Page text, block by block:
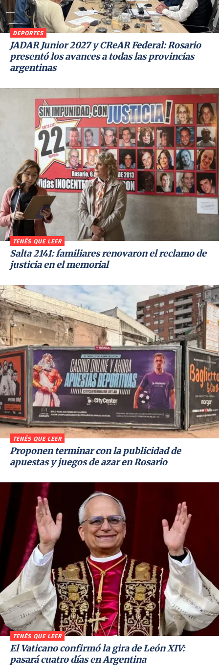
DEPORTES
JADAR Junior 2027 y CReAR Federal: Rosario
presentó los avances a todas las provincias
argentinas
TENÉS QUE LEER
Salta 2141: familiares renovaron el reclamo de
justicia en el memorial
TENÉS QUE LEER
Proponen terminar con la publicidad de
apuestas y juegos de azar en Rosario
TENÉS QUE LEER
El Vaticano confirmó la gira de León XIV:
pasará cuatro días en Argentina